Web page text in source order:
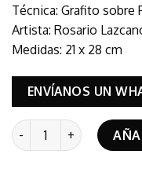
Técnica: Grafito sobre
Artista: Rosario
Medidas: 21 x 28 cm
ENVÍANOS UN
Sueños a través de